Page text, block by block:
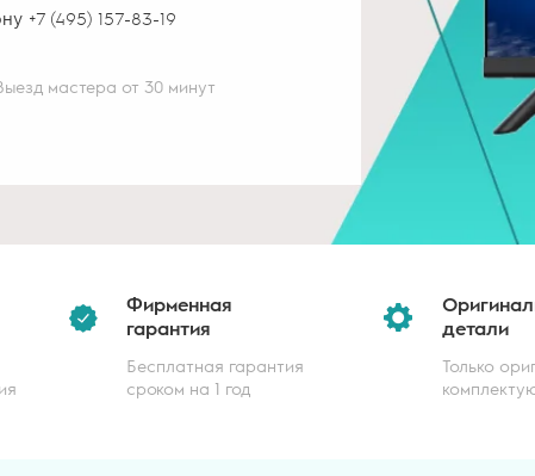
+7 (495) 157-83-19
мастера от 30 минут
Фирменная
гарантия
Бесплатная гарантия
сроком на 1 год
детали
Только